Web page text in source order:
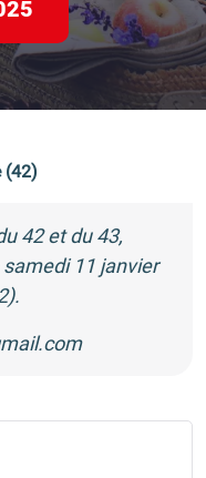
(42)
42 et du 43,
11 janvier